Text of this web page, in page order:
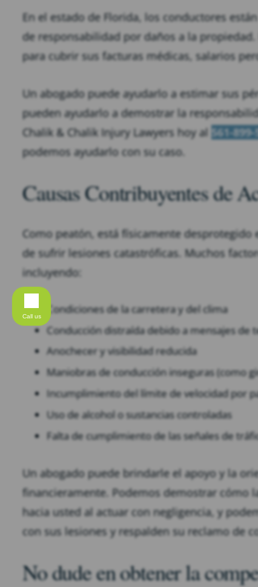
En el estado de Florida, los conductores
de responsabilidad por daños a la
para cubrir sus facturas médicas, salarios
Un abogado puede ayudarlo a estimar sus
pueden ayudarlo a demostrar la
Chalik & Chalik Injury Lawyers hoy al 561-
podemos ayudarlo con su caso.
Causas Contribuyentes de
Como peatón, está físicamente
de sufrir lesiones catastróficas. Muchos
incluyendo:
Condiciones de la carretera y del clima
Conducción distraída debido a mensajes de
Anochecer y visibilidad reducida
Maniobras de conducción inseguras (como
Incumplimiento del límite de velocidad por
Uso de alcohol o sustancias controladas
Falta de cumplimiento de las señales de
Un abogado puede brindarle el apoyo y la
financieramente. Podemos demostrar cómo
hacia usted al actuar con negligencia, y
con sus lesiones y respalden su reclamo de
No dude en obtener la
Call us